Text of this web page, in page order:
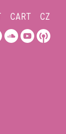
CART CZ